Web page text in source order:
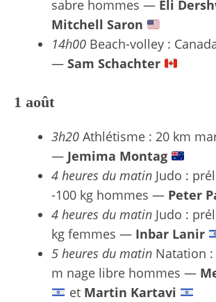
sabre hommes — Éli
Mitchell Saron
14h00 Beach-volley :
— Sam Schachter
1 août
3h20 Athlétisme : 20 km
— Jemima Montag
4 heures du matin Judo :
-100 kg hommes — Peter
4 heures du matin Judo :
kg femmes — Inbar Lanir
5 heures du matin Natation
m nage libre hommes —
et Martin Kartavi